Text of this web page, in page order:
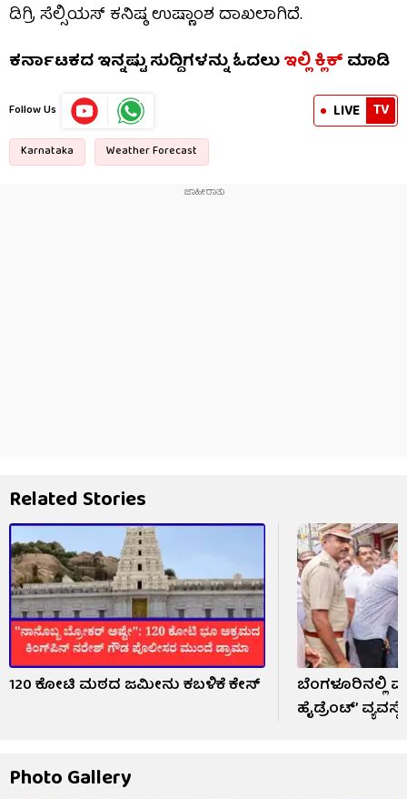
ಡಿಗ್ರಿ ಸೆಲ್ಸಿಯಸ್ ಕನಿಷ್ಠ ಉಷ್ಣಾಂಶ ದಾಖಲಾಗಿದೆ.
ಕರ್ನಾಟಕದ ಇನ್ನಷ್ಟು ಸುದ್ದಿಗಳನ್ನು ಓದಲುಇಲ್ಲಿಕ್ಲಿಕ್ಮಾಡಿ
Follow Us LIVE TV
Karnataka Weather Forecast
Related Stories
120 ಕೋಟಿ ಮಠದ ಜಮೀನು ಕಬಳಿಕೆ ಕೇಸ್
ಬೆಂಗಳೂರಿನಲ್ಲಿ
ಹೈಡ್ರೆಂಟ್’
Photo Gallery